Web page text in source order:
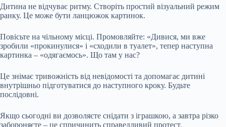
Дитина не відчуває ритму. Створіть простий візуальний режим
ранку. Це може бути ланцюжок картинок.
Повісьте на чільному місці. Промовляйте: «Дивися, ми вже
зробили «прокинулися» і «сходили в туалет», тепер наступна
картинка – «одягаємось». Що там у нас?
Це знімає тривожність від невідомості та допомагає дитині
внутрішньо підготуватися до наступного кроку. Будьте
послідовні.
Якщо сьогодні ви дозволяєте снідати з іграшкою, а завтра різко
забороняєте – це спричинить справедливий протест.